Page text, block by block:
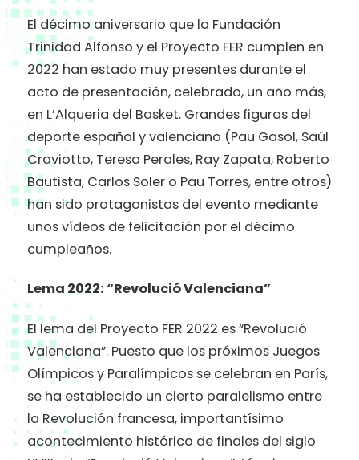
El décimo aniversario que la Fundación
Trinidad Alfonso y el Proyecto FER cumplen en
2022 han estado muy presentes durante el
acto de presentación, celebrado, un año más,
en L’Alqueria del Basket. Grandes figuras del
deporte español y valenciano (Pau Gasol, Saúl
Craviotto, Teresa Perales, Ray Zapata, Roberto
Bautista, Carlos Soler o Pau Torres, entre otros)
han sido protagonistas del evento mediante
unos vídeos de felicitación por el décimo
cumpleaños.
Lema 2022: “Revolució Valenciana”
El lema del Proyecto FER 2022 es “Revolució
Valenciana”. Puesto que los próximos Juegos
Olímpicos y Paralímpicos se celebran en París,
se ha establecido un cierto paralelismo entre
la Revolución francesa, importantísimo
acontecimiento histórico de finales del siglo